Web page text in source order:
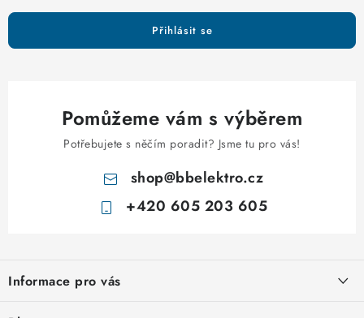
Přihlásit se
Pomůžeme vám s výběrem
Potřebujete s něčím poradit? Jsme tu pro vás!
shop@bbelektro.cz
+420 605 203 605
p
a
Informace pro vás
Otevírací doba výdejny